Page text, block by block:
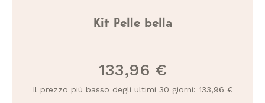
Kit Pelle bella
133,96 €
Il prezzo più basso degli ultimi 30 giorni: 133,96 €